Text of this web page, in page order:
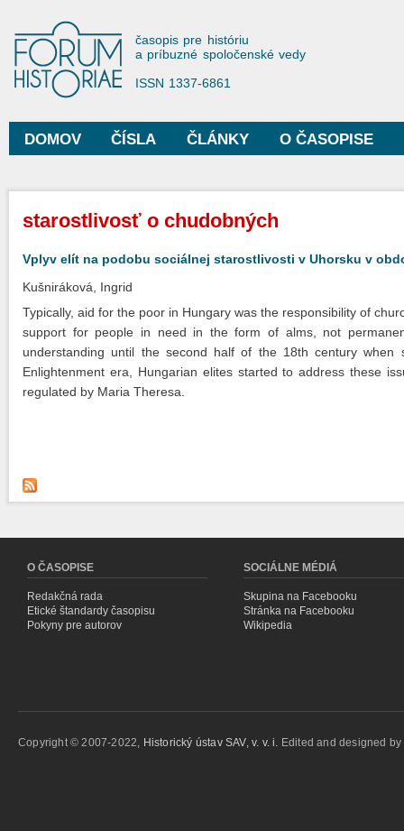
Forum Historiae
časopis pre históriu
a príbuzné spoločenské vedy
ISSN 1337-6861
Hlavné menu
DOMOV ČÍSLA ČLÁNKY O ČASOPISE
Nachádzate sa tu
starostlivosť o chudobných
Vplyv elít na podobu sociálnej starostlivosti v Uhorsku v
Kušniráková, Ingrid
Typically, aid for the poor in Hungary was the responsibility of
support for people in need in the form of alms, not
understanding until the second half of the 18th century
Enlightenment era, Hungarian elites started to address these
regulated by Maria Theresa.
O ČASOPISE
Redakčná rada
Etické štandardy časopisu
Pokyny pre autorov
SOCIÁLNE MÉDIÁ
Skupina na Facebooku
Stránka na Facebooku
Wikipedia
Copyright © 2007-2022, Historický ústav SAV, v. v. i. Edited and designed by